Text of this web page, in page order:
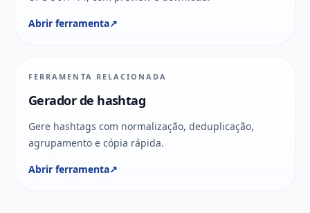
Abrir ferramenta↗
FERRAMENTA RELACIONADA
Gerador de hashtag
Gere hashtags com normalização, deduplicação,
agrupamento e cópia rápida.
Abrir ferramenta↗